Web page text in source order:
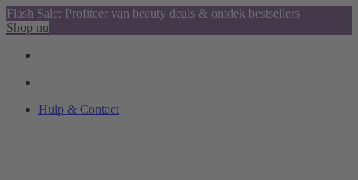
Flash Sale: Profiteer van beauty deals & ontdek bestsellers
Shop nu
Hulp & Contact